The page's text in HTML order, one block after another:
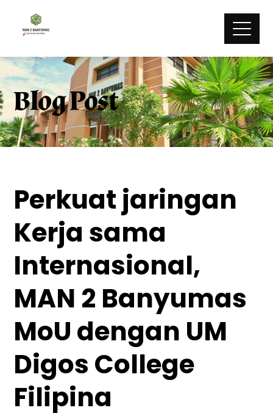
Blog Post
Perkuat jaringan
Kerja sama
Internasional,
MAN 2 Banyumas
MoU dengan UM
Digos College
Filipina